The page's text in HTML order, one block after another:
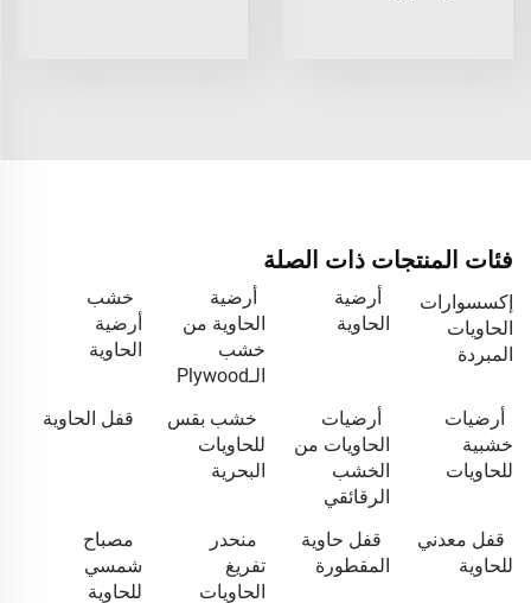
فئات المنتجات ذات الصلة
إكسسوارات
الحاويات
المبردة
أرضية
الحاوية
أرضية
الحاوية من
خشب
الـPlywood
خشب
أرضية
الحاوية
أرضيات
خشبية
للحاويات
أرضيات
الحاويات من
الخشب
الرقائقي
خشب بقس
للحاويات
البحرية
قفل الحاوية
قفل معدني
للحاوية
قفل حاوية
المقطورة
منحدر
تفريغ
الحاويات
مصباح
شمسي
للحاوية